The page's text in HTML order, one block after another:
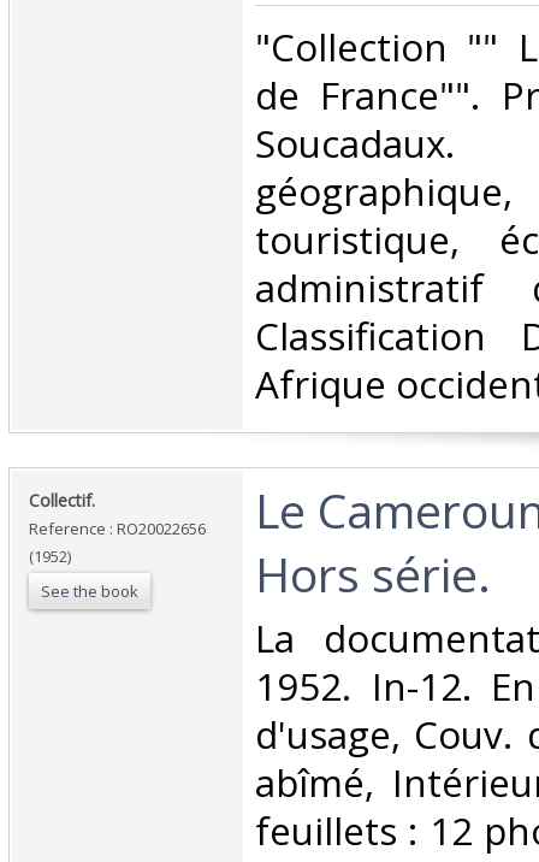
‎"Collection ""
de France"".
touristique,
administratif
Classification
Afrique
‎Collectif.‎
Reference : RO20022656
(1952)
See the book
‎Le
Hors série.‎
‎La
1952. In-12.
d'usage, Couv.
abîmé,
feuillets : 12